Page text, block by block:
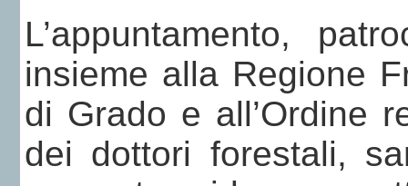
L’appuntamento,
insieme alla Regione
di Grado e all’Ordine
dei dottori forestali,